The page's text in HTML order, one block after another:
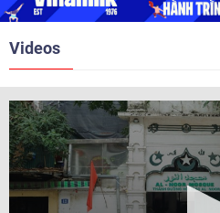
2010, 2016, 2018, 2021.
Videos